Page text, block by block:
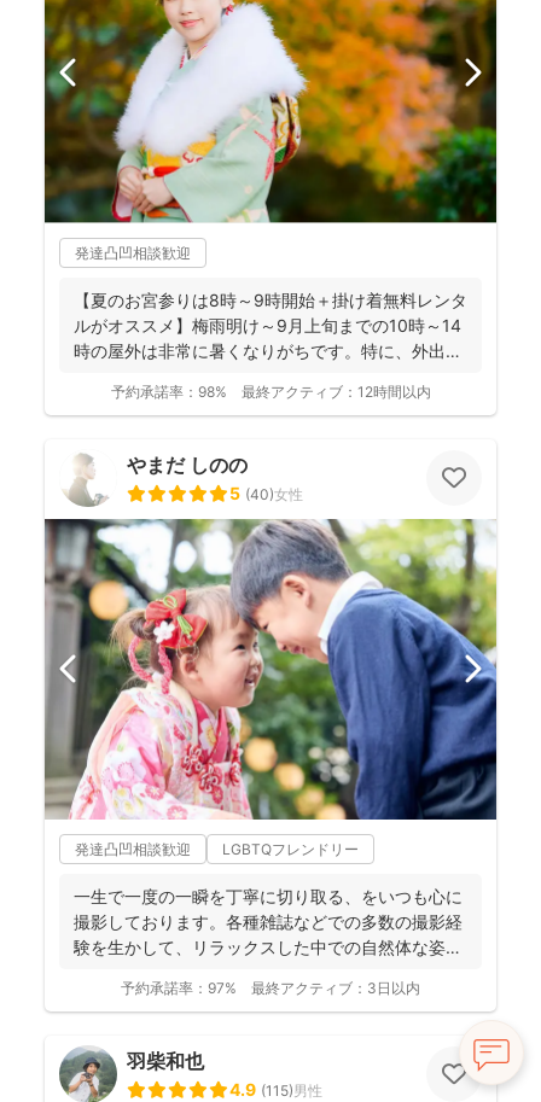
発達凸凹相談歓迎
【夏のお宮参りは8時～9時開始＋掛け着無料レンタ
ルがオススメ】梅雨明け～9月上旬までの10時～14
時の屋外は非常に暑くなりがちです。特に、外出に
予約承諾率： 98% 最終アクティブ： 12時間以内
やまだ しのの
5 (40)女性
発達凸凹相談歓迎 LGBTQフレンドリー
一生で一度の一瞬を丁寧に切り取る、をいつも心に
撮影しております。各種雑誌などでの多数の撮影経
験を生かして、リラックスした中での自然体な姿の
予約承諾率： 97% 最終アクティブ： 3日以内
羽柴和也
4.9 (115)男性